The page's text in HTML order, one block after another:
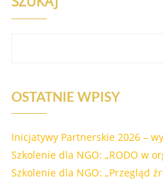
OSTATNIE WPISY
Inicjatywy Partnerskie 2026 –
Szkolenie dla NGO: „RODO w
Szkolenie dla NGO: „Przegląd